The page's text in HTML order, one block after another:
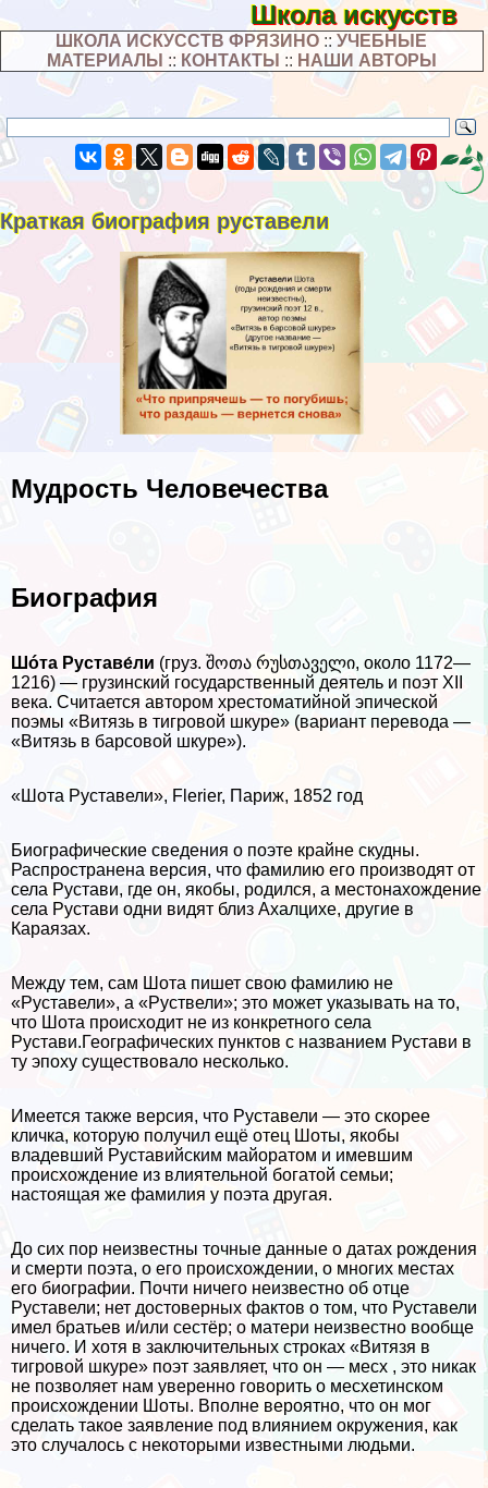
Школа искусств
ШКОЛА ИСКУССТВ ФРЯЗИНО ::УЧЕБНЫЕ
МАТЕРИАЛЫ :: КОНТАКТЫ :: НАШИ АВТОРЫ
Краткая биография руставели
Мудрость Человечества
Биография
Шóта Руставе́ли (груз. შოთა რუსთაველი, около 1172—
1216) — грузинский государственный деятель и поэт XII
века. Считается автором хрестоматийной эпической
поэмы «Витязь в тигровой шкуре» (вариант перевода —
«Витязь в барсовой шкуре»).
«Шота Руставели», Flerier, Париж, 1852 год
Биографические сведения о поэте крайне скудны.
Распространена версия, что фамилию его производят от
села Рустави, где он, якобы, родился, а местонахождение
села Рустави одни видят близ Ахалцихе, другие в
Караязах.
Между тем, сам Шота пишет свою фамилию не
«Руставели», а «Руствели»; это может указывать на то,
что Шота происходит не из конкретного села
Рустави.Географических пунктов с названием Рустави в
ту эпоху существовало несколько.
Имеется также версия, что Руставели — это скорее
кличка, которую получил ещё отец Шоты, якобы
владевший Руставийским майоратом и имевшим
происхождение из влиятельной богатой семьи;
настоящая же фамилия у поэта другая.
До сих пор неизвестны точные данные о датах рождения
и cмepти поэта, о его происхождении, о многих местах
его биографии. Почти ничего неизвестно об отце
Руставели; нет достоверных фактов о том, что Руставели
имел братьев и/или сестёр; о матери неизвестно вообще
ничего. И хотя в заключительных строках «Витязя в
тигровой шкуре» поэт заявляет, что он — месх , это никак
не позволяет нам уверенно говорить о месхетинском
происхождении Шоты. Вполне вероятно, что он мог
сделать такое заявление под влиянием окружения, как
это случалось с некоторыми известными людьми.